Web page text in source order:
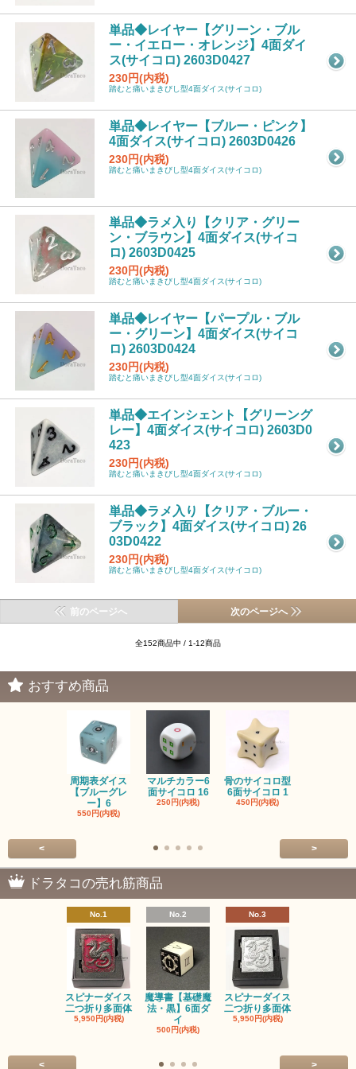
単品◆レイヤー【グリーン・ブル
ー・イエロー・オレンジ】4面ダイ
ス(サイコロ) 2603D0427
230円(内税)
踏むと痛いまきびし型4面ダイス(サイコロ)
単品◆レイヤー【ブルー・ピンク】
4面ダイス(サイコロ) 2603D0426
230円(内税)
踏むと痛いまきびし型4面ダイス(サイコロ)
単品◆ラメ入り【クリア・グリー
ン・ブラウン】4面ダイス(サイコ
ロ) 2603D0425
230円(内税)
踏むと痛いまきびし型4面ダイス(サイコロ)
単品◆レイヤー【パープル・ブル
ー・グリーン】4面ダイス(サイコ
ロ) 2603D0424
230円(内税)
踏むと痛いまきびし型4面ダイス(サイコロ)
単品◆エインシェント【グリーング
レー】4面ダイス(サイコロ) 2603D0
423
230円(内税)
踏むと痛いまきびし型4面ダイス(サイコロ)
単品◆ラメ入り【クリア・ブルー・
ブラック】4面ダイス(サイコロ) 26
03D0422
230円(内税)
踏むと痛いまきびし型4面ダイス(サイコロ)
前のページへ 次のページへ
全152商品中 / 1-12商品
おすすめ商品
周期表ダイス
【ブルーグレ
ー】6
550円(内税)
マルチカラー6
面サイコロ 16
250円(内税)
骨のサイコロ型
6面サイコロ 1
450円(内税)
< >
ドラタコの売れ筋商品
No.1
スピナーダイス
二つ折り多面体
5,950円(内税)
No.2
魔導書【基礎魔
法・黒】6面ダ
イ
500円(内税)
No.3
スピナーダイス
二つ折り多面体
5,950円(内税)
< >